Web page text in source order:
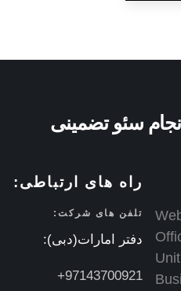
سئو تضمینی
راه های ارتباطی:
تلفن های شرکت:
دفتر امارات(دبی):
97143700921+